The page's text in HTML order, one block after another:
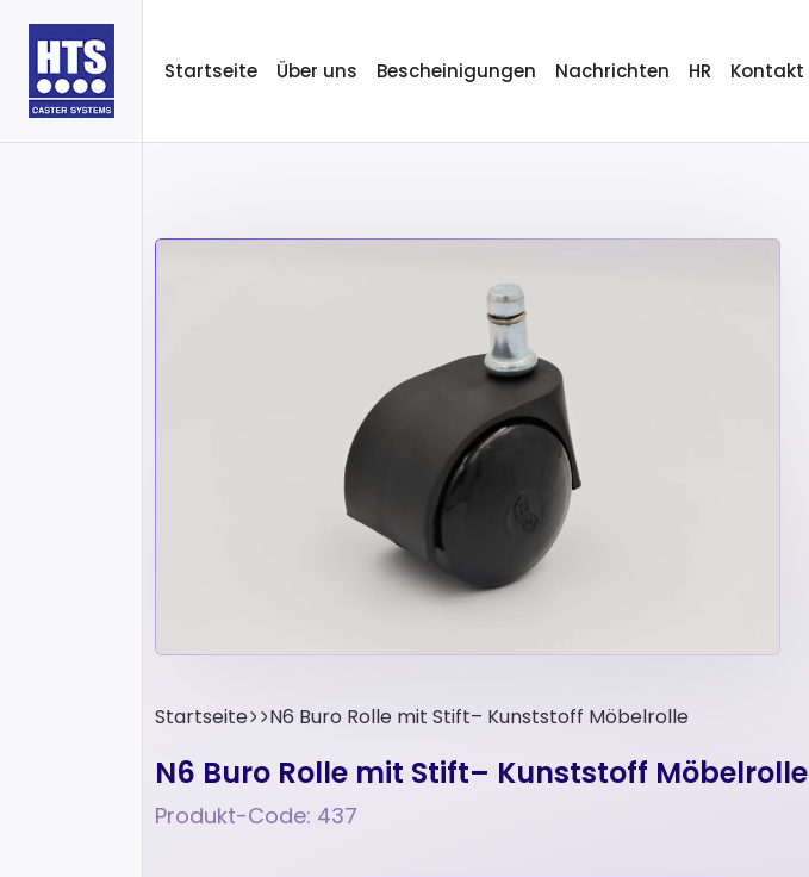
Startseite Über uns Bescheinigungen Nachrichten HR Kontakt
Startseite N6 Buro Rolle mit Stift– Kunststoff Möbelrolle
N6 Buro Rolle mit Stift– Kunststoff Möbelrolle
Produkt-Code: 437